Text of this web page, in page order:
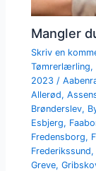
Mangler
Skriv en
Tømrerlærling,
2023/
Allerød,
Brønderslev,
Esbjerg,
Fredensborg,
Frederikssund,
Greve,